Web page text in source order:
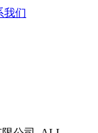
我们